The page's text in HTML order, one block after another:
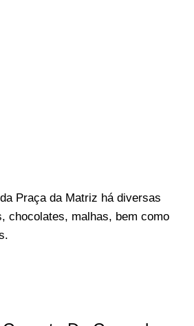
Praça da Matriz há diversas
chocolates, malhas, bem como